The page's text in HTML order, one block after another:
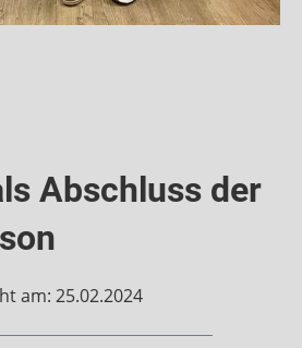
Abschluss der
am: 25.02.2024